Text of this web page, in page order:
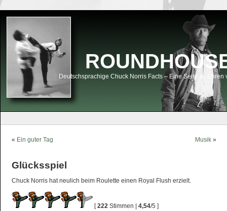
Deutschsprachige Chuck Norris Facts – Eine Seite zu
« Ein guter Tag Musik»
Glücksspiel
Chuck Norris hat neulich beim Roulette einen Royal Flush erzielt.
[222 Stimmen |4,54/5 ]